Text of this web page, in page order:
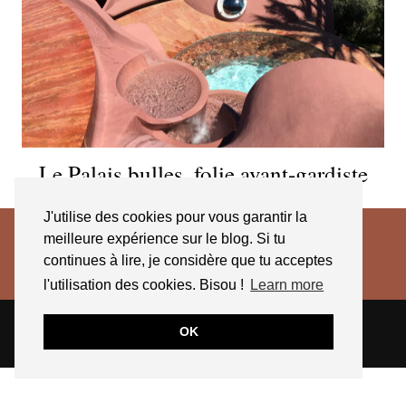
J'utilise des cookies pour vous garantir la
meilleure expérience sur le blog. Si tu
continues à lire, je considère que tu acceptes
l'utilisation des cookies. Bisou !
Learn more
OK
Le Palais bulles, folie avant-gardiste
THEME CREATED BYpipdig